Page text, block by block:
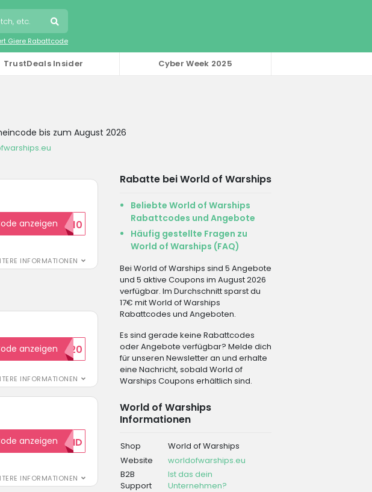
Giere Rabattcode
TrustDeals Insider Cyber Week 2025
bis zum August 2026
INFORMATIONEN
anzeigenHELLO10
INFORMATIONEN
anzeigen
WELCOME20
INFORMATIONEN
anzeigen
GRATISVERSAND
Rabatte bei World of Warships
Beliebte World of Warships
Rabattcodes und Angebote
Häufig gestellte Fragen zu
World of Warships (FAQ)
Bei World of Warships sind 5 Angebote
und 5 aktive Coupons im August 2026
verfügbar. Im Durchschnitt sparst du
17€ mit World of Warships
Rabattcodes und Angeboten.
Es sind gerade keine Rabattcodes
oder Angebote verfügbar? Melde dich
für unseren Newsletter an und erhalte
eine Nachricht, sobald World of
Warships Coupons erhältlich sind.
World of Warships
Informationen
Shop
World of Warships
Website
worldofwarships.eu
B2B
Support
Ist das dein
Unternehmen?